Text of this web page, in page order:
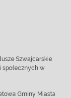
Szwajcarskie
w
Gminy Miasta